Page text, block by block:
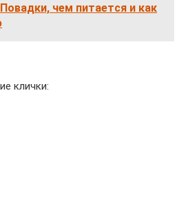
чем питается и как
клички: